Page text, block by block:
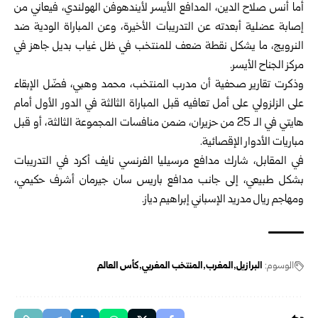
أما أنس صلاح الدين، المدافع الأيسر لأيندهوفن الهولندي، فيعاني من
إصابة عضلية أبعدته عن التدريبات الأخيرة، وعن المباراة الودية ضد
النرويج، ما يشكل نقطة ضعف للمنتخب في ظل غياب بديل جاهز في
مركز الجناح الأيسر.
وذكرت تقارير صحفية أن مدرب المنتخب، محمد وهبي، فضّل الإبقاء
على الزلزولي على أمل تعافيه قبل المباراة الثالثة في الدور الأول أمام
هايتي في الـ 25 من حزيران، ضمن منافسات المجموعة الثالثة، أو قبل
مباريات الأدوار الإقصائية.
في المقابل، شارك مدافع مرسيليا الفرنسي نايف أكرد في التدريبات
بشكل طبيعي، إلى جانب مدافع باريس سان جيرمان أشرف حكيمي،
ومهاجم ريال مدريد الإسباني إبراهيم دياز.
الوسوم: البرازيل المغرب المنتخب المغربي كأس العالم